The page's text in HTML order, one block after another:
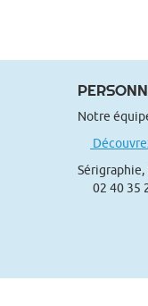
Notre
02 40 35